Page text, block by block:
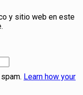
y sitio web en este
Learn how your